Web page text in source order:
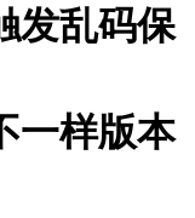
发乱码保
一样版本